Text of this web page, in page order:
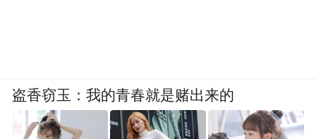
盗香窃玉：我的青春就是赌出来的